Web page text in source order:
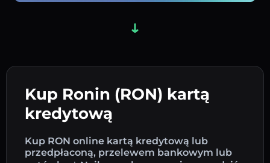
Kup Ronin (RON) kartą
kredytową
Kup RON online kartą kredytową lub
przedpłaconą, przelewem bankowym lub